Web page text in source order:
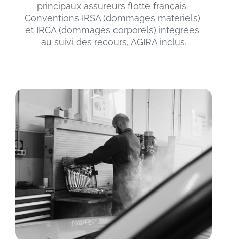
principaux assureurs flotte français.
Conventions IRSA (dommages matériels)
et IRCA (dommages corporels) intégrées
au suivi des recours, AGIRA inclus.